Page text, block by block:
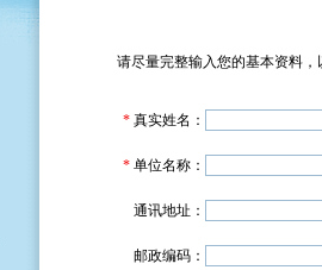
请尽量完整输入您的基本资料
* 真实姓名：
* 单位名称：
通讯地址：
邮政编码：